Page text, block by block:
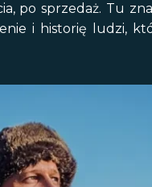
po sprzedaż. Tu
i historię ludzi,